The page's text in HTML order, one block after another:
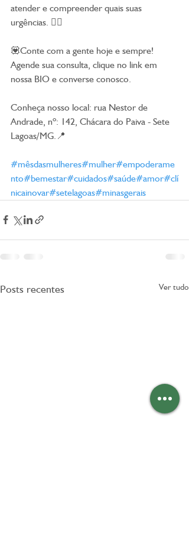
atender e compreender quais suas
urgências. 🏃‍♀
💟Conte com a gente hoje e sempre!
Agende sua consulta, clique no link em
nossa BIO e converse conosco.
Conheça nosso local: rua Nestor de
Andrade, nº: 142, Chácara do Paiva - Sete
Lagoas/MG.📍
#mêsdasmulheres#mulher#empoderame
nto#bemestar#cuidados#saúde#amor#clí
nicainovar#setelagoas#minasgerais
Posts recentes Ver tudo